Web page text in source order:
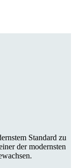
Standard zu
der modernsten